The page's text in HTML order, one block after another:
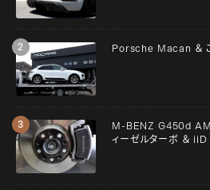
Porsche Macan ＆
M-BENZ G450d
ィーゼルターボ ＆ iiD